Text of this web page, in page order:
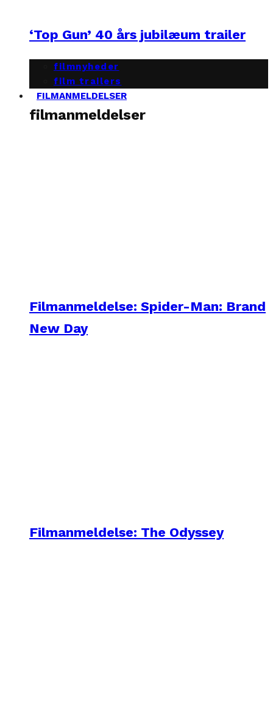
‘Top Gun’ 40 års jubilæum trailer
filmnyheder
film trailers
FILMANMELDELSER
filmanmeldelser
Filmanmeldelse: Spider-Man: Brand
New Day
Filmanmeldelse: The Odyssey